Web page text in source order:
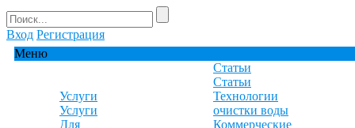
Вход Регистрация
Меню
Услуги
Услуги
Для
Статьи
Статьи
Технологии
очистки воды
Коммерческие